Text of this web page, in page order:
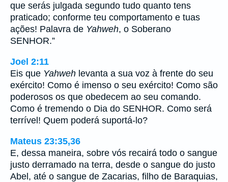
que serás julgada segundo tudo quanto tens
praticado; conforme teu comportamento e tuas
ações! Palavra de Yahweh, o Soberano
SENHOR.”
Joel 2:11
Eis que Yahweh levanta a sua voz à frente do seu
exército! Como é imenso o seu exército! Como são
poderosos os que obedecem ao seu comando.
Como é tremendo o Dia do SENHOR. Como será
terrível! Quem poderá suportá-lo?
Mateus 23:35,36
E, dessa maneira, sobre vós recairá todo o sangue
justo derramado na terra, desde o sangue do justo
Abel, até o sangue de Zacarias, filho de Baraquias,